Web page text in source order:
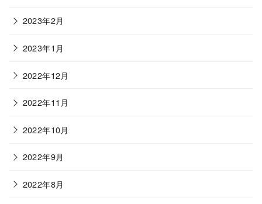
2023年2月
2023年1月
2022年12月
2022年11月
2022年10月
2022年9月
2022年8月